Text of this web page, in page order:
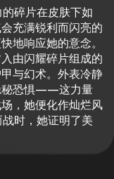
碎片在皮肤下如
充满锐利而闪亮的
地响应她的意念。
由闪耀碎片组成的
与幻术。外表冷静
秘恐惧——这力量
，她便化作灿烂风
时，她证明了美